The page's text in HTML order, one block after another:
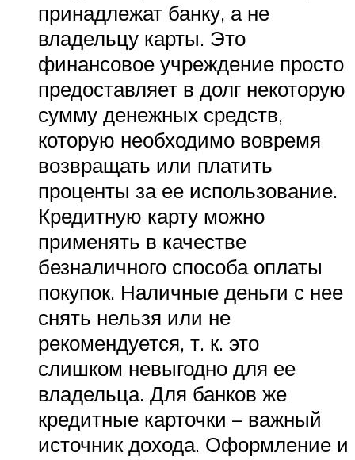
принадлежат банку, а не
владельцу карты. Это
финансовое учреждение просто
предоставляет в долг некоторую
сумму денежных средств,
которую необходимо вовремя
возвращать или платить
проценты за ее использование.
Кредитную карту можно
применять в качестве
безналичного способа оплаты
покупок. Наличные деньги с нее
снять нельзя или не
рекомендуется, т. к. это
слишком невыгодно для ее
владельца. Для банков же
кредитные карточки – важный
источник дохода. Оформление и